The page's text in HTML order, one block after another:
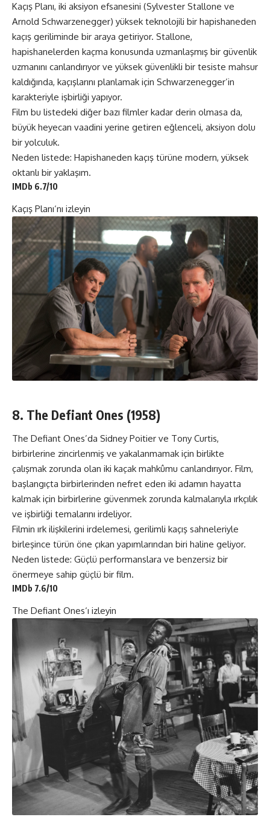
Kaçış Planı, iki aksiyon efsanesini (Sylvester Stallone ve
Arnold Schwarzenegger) yüksek teknolojili bir hapishaneden
kaçış geriliminde bir araya getiriyor. Stallone,
hapishanelerden kaçma konusunda uzmanlaşmış bir güvenlik
uzmanını canlandırıyor ve yüksek güvenlikli bir tesiste mahsur
kaldığında, kaçışlarını planlamak için Schwarzenegger’in
karakteriyle işbirliği yapıyor.
Film bu listedeki diğer bazı filmler kadar derin olmasa da,
büyük heyecan vaadini yerine getiren eğlenceli, aksiyon dolu
bir yolculuk.
Neden listede: Hapishaneden kaçış türüne modern, yüksek
oktanlı bir yaklaşım.
IMDb 6.7/10
Kaçış Planı‘nı izleyin
8. The Defiant Ones (1958)
The Defiant Ones’da Sidney Poitier ve Tony Curtis,
birbirlerine zincirlenmiş ve yakalanmamak için birlikte
çalışmak zorunda olan iki kaçak mahkûmu canlandırıyor. Film,
başlangıçta birbirlerinden nefret eden iki adamın hayatta
kalmak için birbirlerine güvenmek zorunda kalmalarıyla ırkçılık
ve işbirliği temalarını irdeliyor.
Filmin ırk ilişkilerini irdelemesi, gerilimli kaçış sahneleriyle
birleşince türün öne çıkan yapımlarından biri haline geliyor.
Neden listede: Güçlü performanslara ve benzersiz bir
önermeye sahip güçlü bir film.
IMDb 7.6/10
The Defiant Ones‘ı izleyin